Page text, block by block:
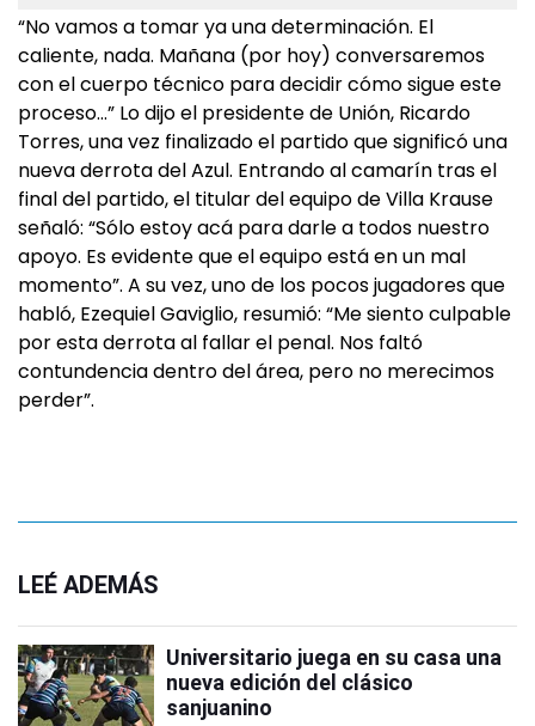
“No vamos a tomar ya una determinación. El
caliente, nada. Mañana (por hoy) conversaremos
con el cuerpo técnico para decidir cómo sigue este
proceso…” Lo dijo el presidente de Unión, Ricardo
Torres, una vez finalizado el partido que significó una
nueva derrota del Azul. Entrando al camarín tras el
final del partido, el titular del equipo de Villa Krause
señaló: “Sólo estoy acá para darle a todos nuestro
apoyo. Es evidente que el equipo está en un mal
momento”. A su vez, uno de los pocos jugadores que
habló, Ezequiel Gaviglio, resumió: “Me siento culpable
por esta derrota al fallar el penal. Nos faltó
contundencia dentro del área, pero no merecimos
perder”.
LEÉ ADEMÁS
Universitario juega en su casa una
nueva edición del clásico
sanjuanino